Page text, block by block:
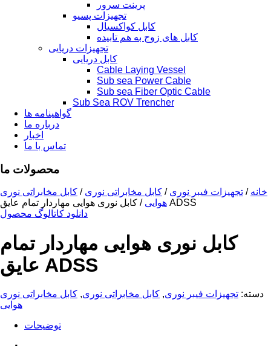
پرینت سرور
تجهیزات پسیو
کابل کواکسیال
کابل های زوج به هم تابیده
تجهیزات دریایی
کابل دریایی
Cable Laying Vessel
Sub sea Power Cable
Sub sea Fiber Optic Cable
Sub Sea ROV Trencher
گواهینامه ها
درباره ما
اخبار
تماس با ما
محصولات ما
خانه / تجهیزات فیبر نوری / کابل مخابراتی نوری / کابل مخابراتی نوری
هوایی /
کابل نوری هوایی مهاردار تمام عایق ADSS
دانلود کاتالوگ محصول
کابل نوری هوایی مهاردار تمام
عایق ADSS
دسته: تجهیزات فیبر نوری, کابل مخابراتی نوری, کابل مخابراتی نوری
هوایی
توضیحات